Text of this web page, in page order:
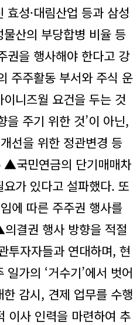
성·대림산업 등과 삼성
산의 부당합병 비율 등
권을 행사해야 한다고 강
주주활동 부서와 주식 운
니즈월 요건을 두는 것
을 주기 위한 것’이 아닌,
선을 위한 정관변경 등
▲국민연금의 단기매매차
가 있다고 설파했다. 또
에 따른 주주권 행사를
결권 행사 방향을 적절
자자들과 연대하며, 현
가의 ‘거수기’에서 벗어
감시, 견제 업무를 수행
사 인력을 마련하여 추